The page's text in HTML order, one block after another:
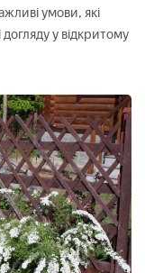
умови, які
у відкритому